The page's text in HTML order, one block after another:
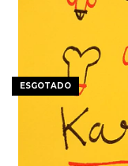
ESGOTADO